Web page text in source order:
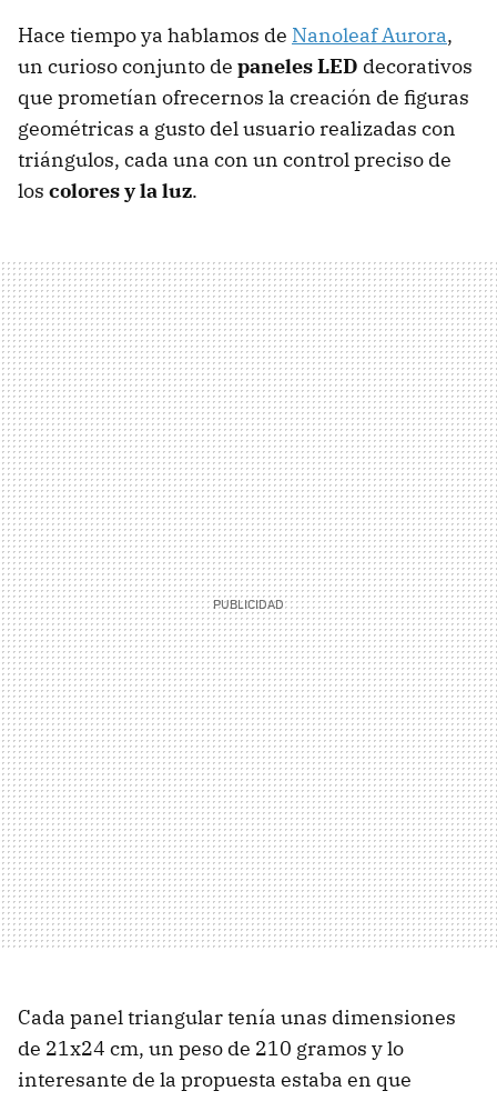
Hace tiempo ya hablamos de Nanoleaf Aurora,
un curioso conjunto de paneles LED decorativos
que prometían ofrecernos la creación de figuras
geométricas a gusto del usuario realizadas con
triángulos, cada una con un control preciso de
los colores y la luz.
Cada panel triangular tenía unas dimensiones
de 21x24 cm, un peso de 210 gramos y lo
interesante de la propuesta estaba en que